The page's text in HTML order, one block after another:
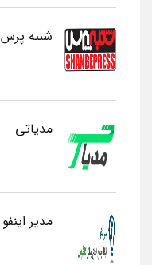
شنبه پرس
مدیاتی
مدیر اینفو